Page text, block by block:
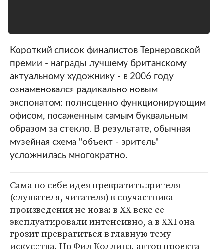
Короткий список финалистов Тернеровской
премии - награды лучшему британскому
актуальному художнику - в 2006 году
ознаменовался радикально новым
экспонатом: полноценно функционирующим
офисом, посаженным самым буквальным
образом за стекло. В результате, обычная
музейная схема "объект - зритель"
усложнилась многократно.
Сама по себе идея превратить зрителя
(слушателя, читателя) в соучастника
произведения не нова: в XX веке ее
эксплуатировали интенсивно, а в XXI она
грозит превратиться в главную тему
искусства. Но Фил Коллинз, автор проекта